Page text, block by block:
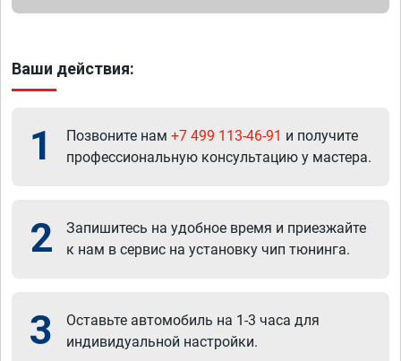
Ваши действия:
1 Позвоните нам +7 499 113-46-91 и получите
профессиональную консультацию у мастера.
2
Запишитесь на удобное время и приезжайте
к нам в сервис на установку чип тюнинга.
3
Оставьте автомобиль на 1-3 часа для
индивидуальной настройки.